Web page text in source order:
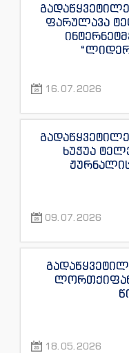
ფარულავა
16.07.2026
ხუჭუა
09.07.2026
18.05.2026